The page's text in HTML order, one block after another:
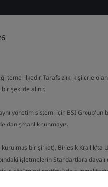
temel ilkedir. Tarafsızlık, kişilerle
şekilde alınır.
yönetim sistemi için BSI
sunmayız.
bir şirket), Birleşik
işletmelerin Standartlara
iş çözümleri portföyü de